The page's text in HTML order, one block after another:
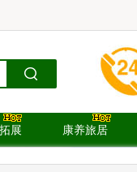
展 康养旅居